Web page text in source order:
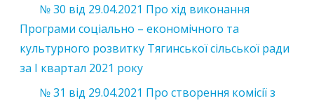
№ 30 від 29.04.2021 Про хід виконання
Програми соціально – економічного та
культурного розвитку Тягинської сільської ради
за І квартал 2021 року
№ 31 від 29.04.2021 Про створення комісії з